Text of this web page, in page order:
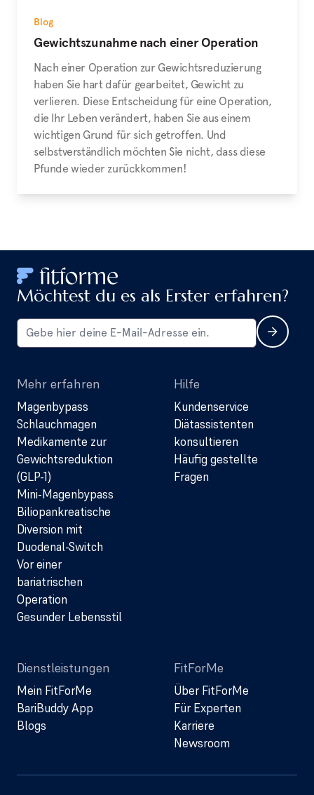
Blog
Gewichtszunahme nach einer Operation
Nach einer Operation zur Gewichtsreduzierung
haben Sie hart dafür gearbeitet, Gewicht zu
verlieren. Diese Entscheidung für eine Operation,
die Ihr Leben verändert, haben Sie aus einem
wichtigen Grund für sich getroffen. Und
selbstverständlich möchten Sie nicht, dass diese
Pfunde wieder zurückkommen!
Möchtest du es als Erster erfahren?
Mehr erfahren
Magenbypass
Schlauchmagen
Medikamente zur
Gewichtsreduktion
(GLP-1)
Mini-Magenbypass
Biliopankreatische
Diversion mit
Duodenal-Switch
Vor einer
bariatrischen
Operation
Gesunder Lebensstil
Hilfe
Kundenservice
Diätassistenten
konsultieren
Häufig gestellte
Fragen
Dienstleistungen
Mein FitForMe
BariBuddy App
Blogs
FitForMe
Über FitForMe
Für Experten
Karriere
Newsroom